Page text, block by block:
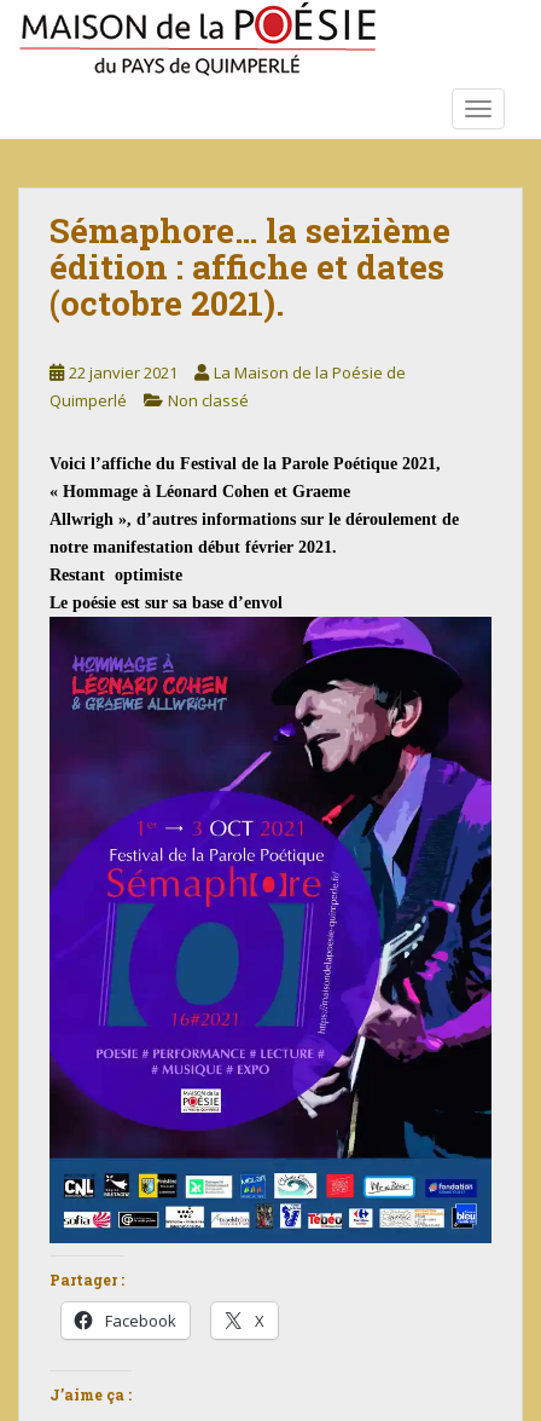
Sémaphore… la seizième
édition : affiche et dates
(octobre 2021).
22 janvier 2021
La Maison de la Poésie de
Quimperlé
Non classé
Voici l’affiche du Festival de la Parole Poétique 2021,
« Hommage à Léonard Cohen et Graeme
Allwrigh », d’autres informations sur le déroulement de
notre manifestation début février 2021.
Restant optimiste
Le poésie est sur sa base d’envol
Partager :
Facebook X
J’aime ça :